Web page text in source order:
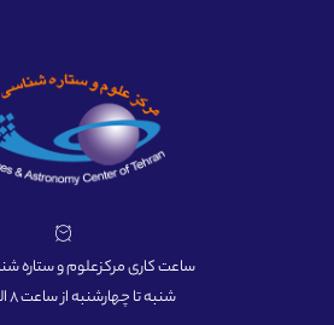
ساعت کاری مرکزعلوم و ستاره
شنبه تا چهارشنبه از ساعت 8 الی 16:30